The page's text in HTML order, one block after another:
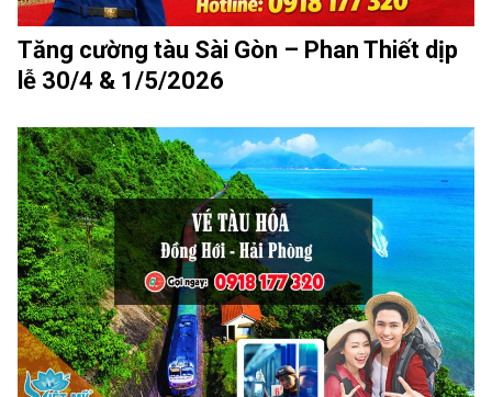
Tăng cường tàu Sài Gòn – Phan Thiết dịp
lễ 30/4 & 1/5/2026